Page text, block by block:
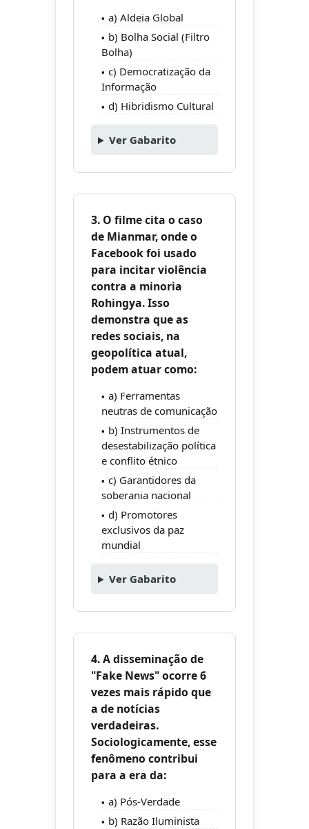
a) Aldeia Global
b) Bolha Social (Filtro
Bolha)
c) Democratização da
Informação
d) Hibridismo Cultural
Ver Gabarito
3. O filme cita o caso
de Mianmar, onde o
Facebook foi usado
para incitar violência
contra a minoria
Rohingya. Isso
demonstra que as
redes sociais, na
geopolítica atual,
podem atuar como:
a) Ferramentas
neutras de comunicação
b) Instrumentos de
desestabilização política
e conflito étnico
c) Garantidores da
soberania nacional
d) Promotores
exclusivos da paz
mundial
Ver Gabarito
4. A disseminação de
"Fake News" ocorre 6
vezes mais rápido que
a de notícias
verdadeiras.
Sociologicamente, esse
fenômeno contribui
para a era da:
a) Pós-Verdade
b) Razão Iluminista